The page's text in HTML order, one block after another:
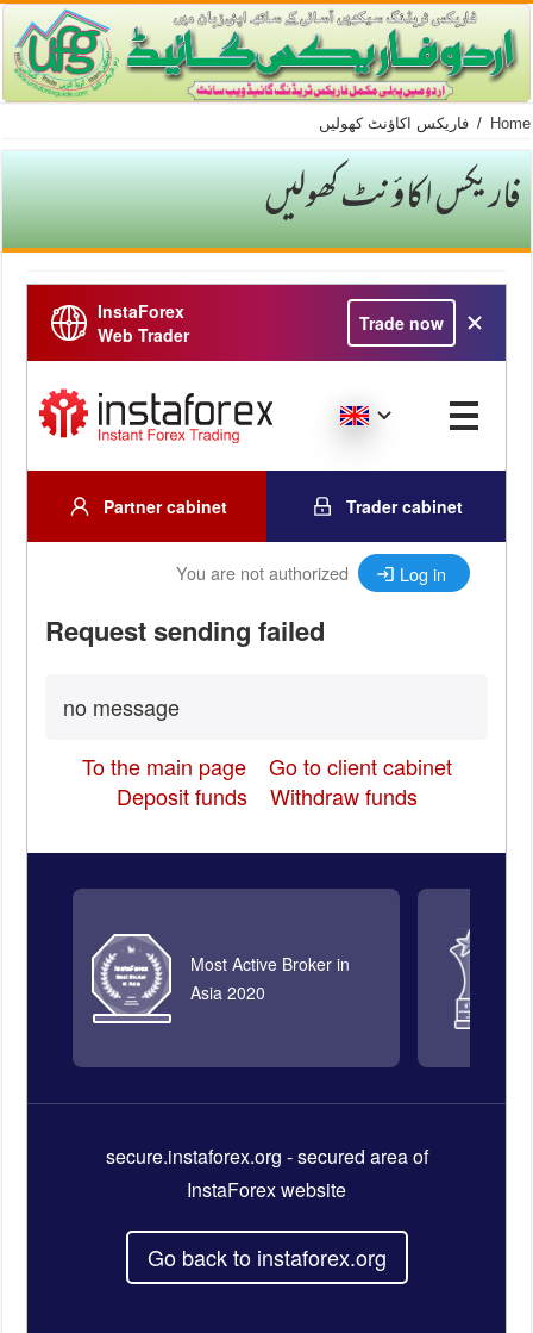
Home
/ فاريكس اكاؤنٹ كھوليں
فاريكس اكاؤنٹ كھوليں